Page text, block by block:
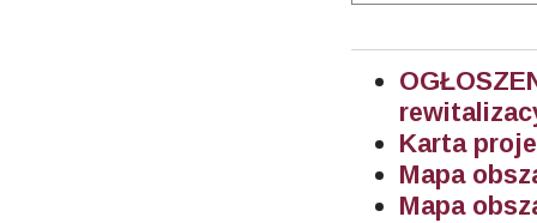
Karta
Mapa
Mapa